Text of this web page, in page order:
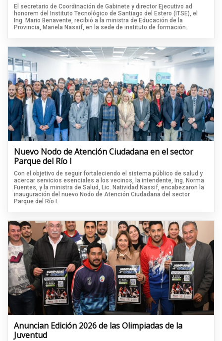
El secretario de Coordinación de Gabinete y director Ejecutivo ad
honorem del Instituto Tecnológico de Santiago del Estero (ITSE), el
Ing. Mario Benavente, recibió a la ministra de Educación de la
Provincia, Mariela Nassif, en la sede de instituto de formación.
Nuevo Nodo de Atención Ciudadana en el sector
Parque del Río I
Con el objetivo de seguir fortaleciendo el sistema público de salud y
acercar servicios esenciales a los vecinos, la intendente, Ing. Norma
Fuentes, y la ministra de Salud, Lic. Natividad Nassif, encabezaron la
inauguración del nuevo Nodo de Atención Ciudadana del sector
Parque del Río I.
Anuncian Edición 2026 de las Olimpiadas de la
Juventud